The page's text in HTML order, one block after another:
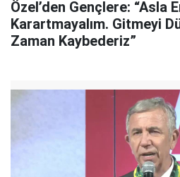
Özel’den Gençlere: “Asla
Karartmayalım. Gitmeyi
Zaman Kaybederiz”